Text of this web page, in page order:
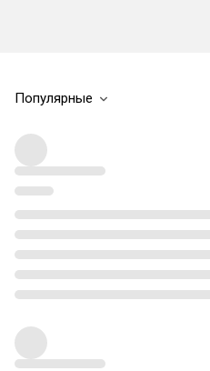
Популярные